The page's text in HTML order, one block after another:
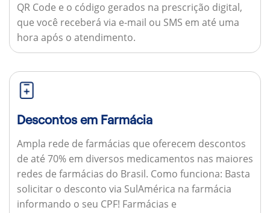
QR Code e o código gerados na prescrição digital,
que você receberá via e-mail ou SMS em até uma
hora após o atendimento.
Descontos em Farmácia
Ampla rede de farmácias que oferecem descontos
de até 70% em diversos medicamentos nas maiores
redes de farmácias do Brasil. Como funciona: Basta
solicitar o desconto via SulAmérica na farmácia
informando o seu CPF! Farmácias e